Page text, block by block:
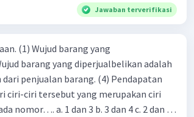
Jawaban terverifikasi
(1) Wujud barang yang
barang yang diperjualbelikan adalah
penjualan barang. (4) Pendapatan
ciri-ciri tersebut yang merupakan ciri
nomor…. a. 1 dan 3 b. 3 dan 4 c. 2 dan 3